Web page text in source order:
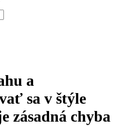
a
sa v štýle
zásadná chyba